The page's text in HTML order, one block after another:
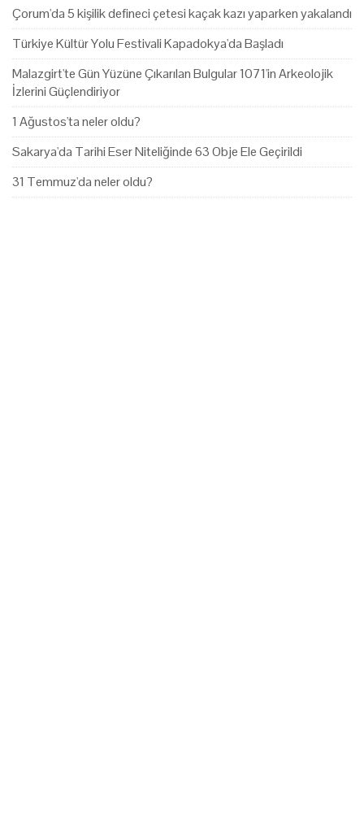
Çorum'da 5 kişilik defineci çetesi kaçak kazı yaparken yakalandı
Türkiye Kültür Yolu Festivali Kapadokya'da Başladı
Malazgirt'te Gün Yüzüne Çıkarılan Bulgular 1071'in Arkeolojik
İzlerini Güçlendiriyor
1 Ağustos'ta neler oldu?
Sakarya'da Tarihi Eser Niteliğinde 63 Obje Ele Geçirildi
31 Temmuz'da neler oldu?